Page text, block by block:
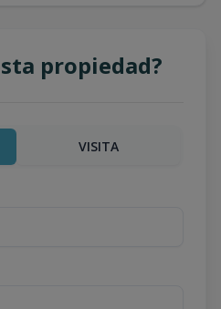
propiedad?
VISITA